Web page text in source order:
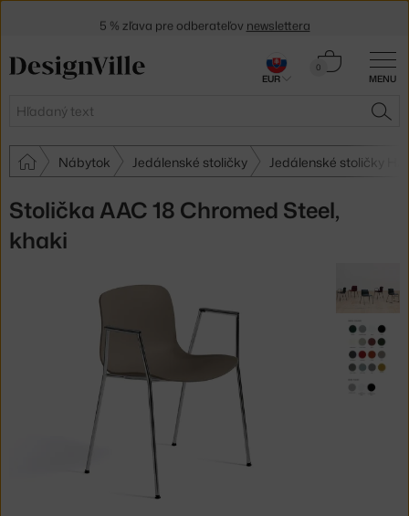
MENU
Hľadať
0
Košík
Nábytok Jedálenské stoličky Jedálenské stoličky
Stolička AAC 18 Chromed Steel,
khaki
5 % zľava pre odberateľov newslettera
30 dní na vrátenie tovaru
EUR